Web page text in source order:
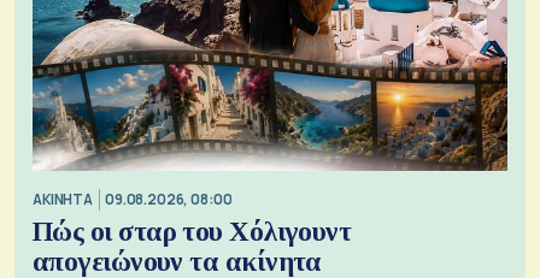
ΑΚΙΝΗΤΑ 09.08.2026, 08:00
Πώς οι σταρ του Χόλιγουντ
απογειώνουν τα ακίνητα